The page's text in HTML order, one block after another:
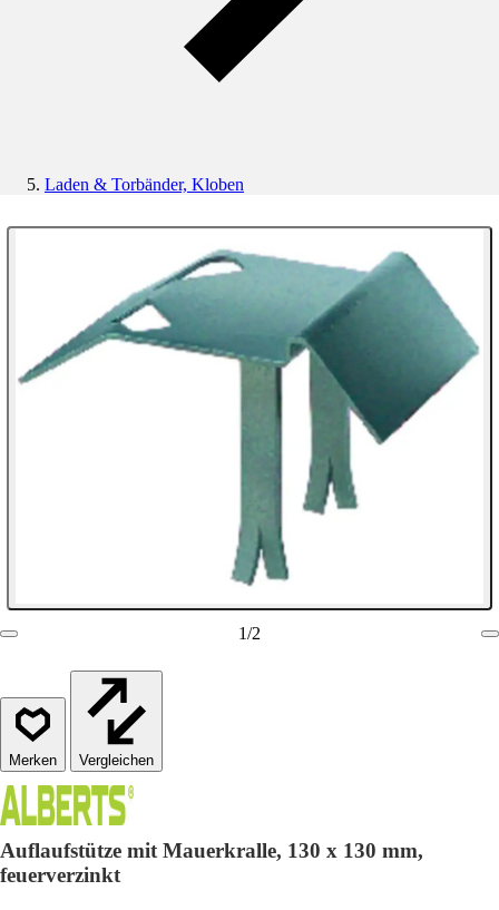
Laden & Torbänder, Kloben
1/2
Vergleichen
Auflaufstütze mit Mauerkralle, 130 x 130 mm,
feuerverzinkt